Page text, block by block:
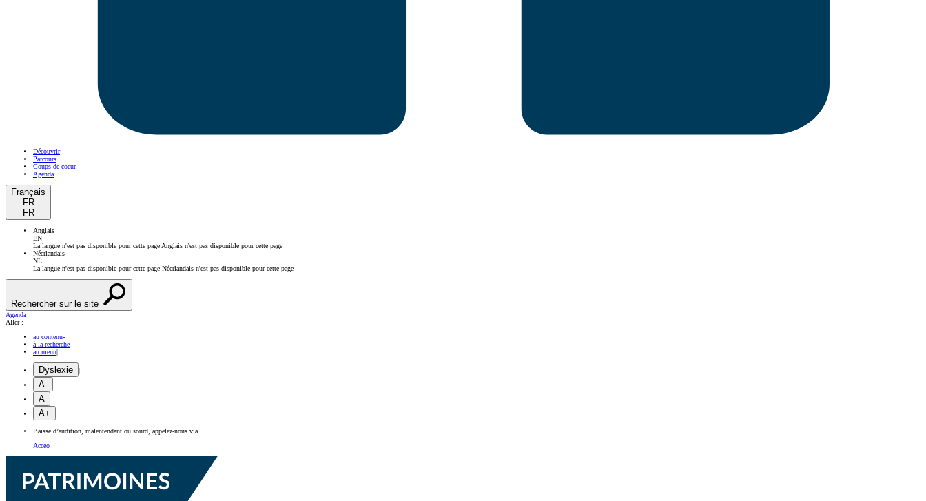
Découvrir
Parcours
Coups de coeur
Agenda
Français
FR
FR
Anglais
EN
La langue n'est pas disponible pour cette pageAnglais n'est pas disponible pour cette page
Néerlandais
NL
La langue n'est pas disponible pour cette page Néerlandais n'est pas disponible pour cette page
Rechercher sur le site
Agenda
Aller :
au contenu-
à la recherche-
au menu|
Dyslexie |
A-
A
A+
Baisse d’audition, malentendant ou sourd, appelez-nous via
Acceo